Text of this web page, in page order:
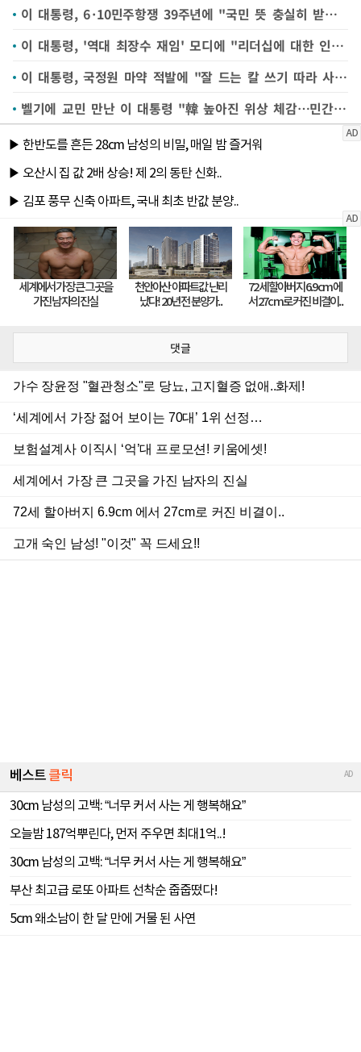
이 대통령, 6·10민주항쟁 39주년에 "국민 뜻 충실히 받들며 민주주의 발전시킬 것"
이 대통령, '역대 최장수 재임' 모디에 "리더십에 대한 인도 국민 신뢰"
이 대통령, 국정원 마약 적발에 "잘 드는 칼 쓰기 따라 사람 살릴 수도"
벨기에 교민 만난 이 대통령 "韓 높아진 위상 체감…민간교류 중요"(종합)
댓글